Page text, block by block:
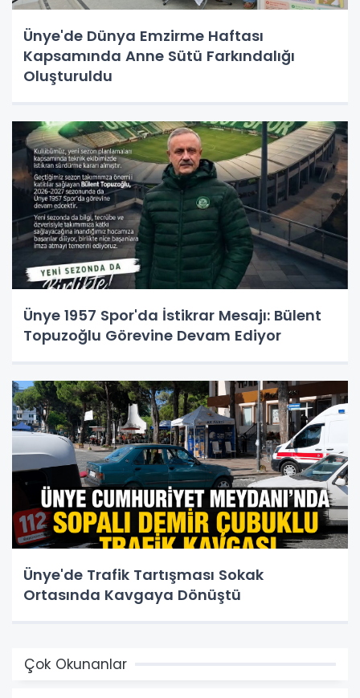
Ünye'de Dünya Emzirme Haftası
Kapsamında Anne Sütü Farkındalığı
Oluşturuldu
Ünye 1957 Spor'da İstikrar Mesajı: Bülent
Topuzoğlu Görevine Devam Ediyor
Ünye'de Trafik Tartışması Sokak
Ortasında Kavgaya Dönüştü
Çok Okunanlar